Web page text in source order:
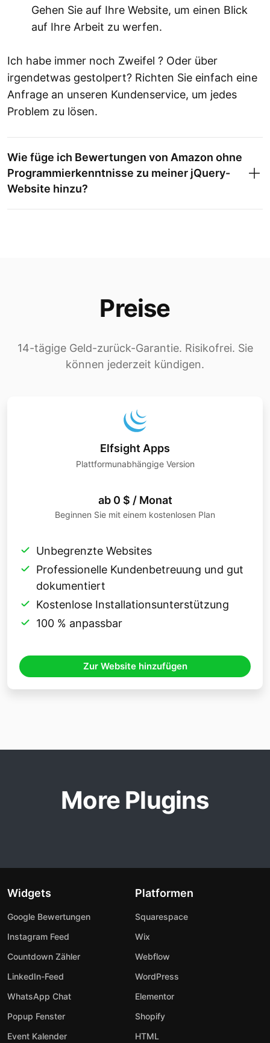
Gehen Sie auf Ihre Website, um einen Blick
auf Ihre Arbeit zu werfen.
Ich habe immer noch Zweifel ? Oder über
irgendetwas gestolpert? Richten Sie einfach eine
Anfrage an unseren Kundenservice, um jedes
Problem zu lösen.
Wie füge ich Bewertungen von Amazon ohne
Programmierkenntnisse zu meiner jQuery-
Website hinzu?
Preise
14-tägige Geld-zurück-Garantie. Risikofrei. Sie
können jederzeit kündigen.
Elfsight Apps
Plattformunabhängige Version
ab 0 $ / Monat
Beginnen Sie mit einem kostenlosen Plan
Unbegrenzte Websites
Professionelle Kundenbetreuung und gut
dokumentiert
Kostenlose Installationsunterstützung
100 % anpassbar
Zur Website hinzufügen
More Plugins
Widgets
Google Bewertungen
Instagram Feed
Countdown Zähler
LinkedIn-Feed
WhatsApp Chat
Popup Fenster
Event Kalender
Platformen
Squarespace
Wix
Webflow
WordPress
Elementor
Shopify
HTML